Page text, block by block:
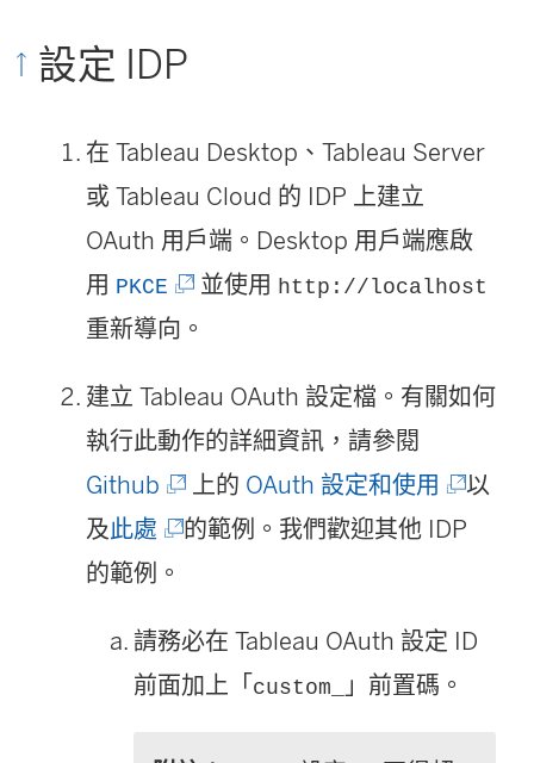
)
新
窗
開
啟
)
設定 IDP
在 Tableau Desktop、Tableau Server
或 Tableau Cloud 的 IDP 上建立
OAuth 用戶端。Desktop 用戶端應啟
用 PKCE (
連
新
窗
啟
)
並使用 http://localhost
重新導向。
建立 Tableau OAuth 設定檔。有關如何
執行此動作的詳細資訊，請參閱
Github (
連
結
新
視
上的 OAuth 設定和使用 (
連
新
以
及此處 (
連
在
新
的範例。我們歡迎其他 IDP
的範例。
請務必在 Tableau OAuth 設定 ID
前面加上「 custom_ 」前置碼。